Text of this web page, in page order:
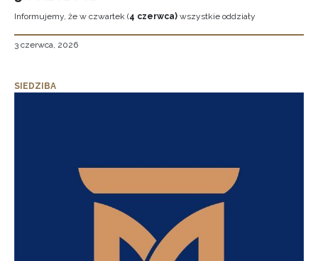
Informujemy, że w czwartek (4 czerwca) wszystkie oddziały
3 czerwca, 2026
SIEDZIBA